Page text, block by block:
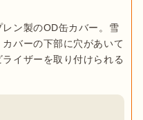
ン製のOD缶カバー。雪
バーの下部に穴があいて
イザーを取り付けられる